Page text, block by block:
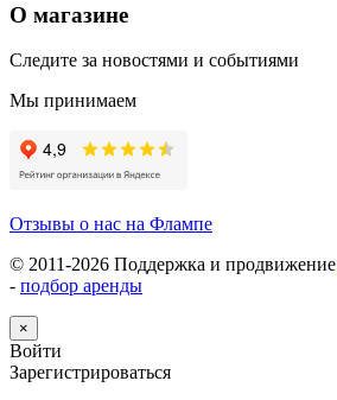
О магазине
Следите за новостями и событиями
Мы принимаем
Отзывы о нас на Флампе
© 2011-2026 Поддержка и продвижение
- подбор аренды
×
Войти
Зарегистрироваться